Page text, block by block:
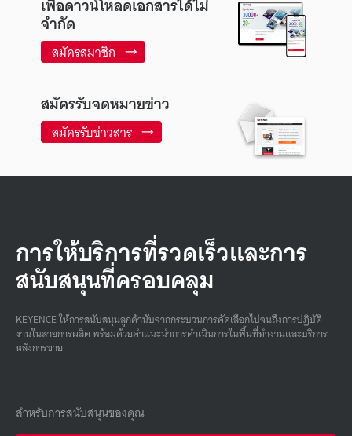
เพื่อดาวน์โหลดเอกสารได้ไม่
จำกัด
สมัครสมาชิก
สมัครรับจดหมายข่าว
สมัครรับข่าวสาร
การให้บริการที่รวดเร็วและการ
สนับสนุนที่ครอบคลุม
KEYENCE ให้การสนับสนุนลูกค้านับจากกระบวนการคัดเลือกไปจนถึงการปฏิบัติ
งานในสายการผลิต พร้อมด้วยคําแนะนําการดําเนินการในพื้นที่ทํางานและบริการ
หลังการขาย
สำหรับการสนับสนุนของคุณ